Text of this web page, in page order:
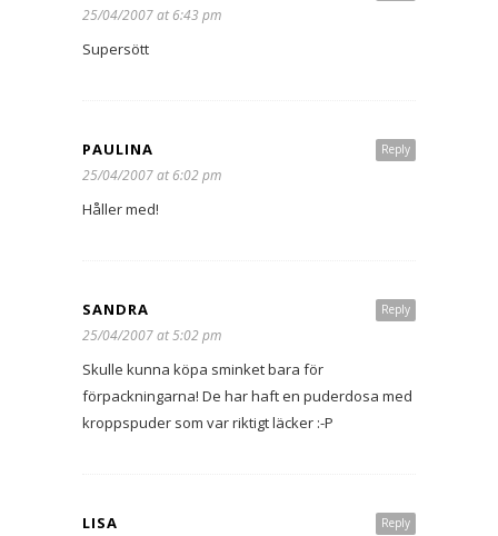
25/04/2007 at 6:43 pm
Supersött
Reply
PAULINA
25/04/2007 at 6:02 pm
Håller med!
Reply
SANDRA
25/04/2007 at 5:02 pm
Skulle kunna köpa sminket bara för
förpackningarna! De har haft en puderdosa med
kroppspuder som var riktigt läcker :-P
Reply
LISA